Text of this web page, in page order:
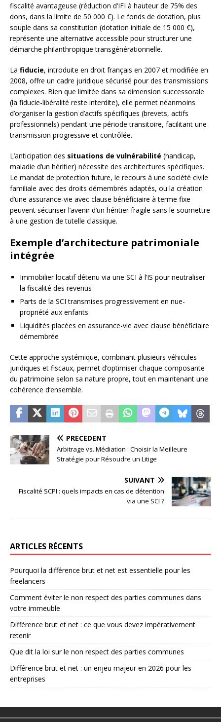
fiscalité avantageuse (réduction d’IFI à hauteur de 75% des
dons, dans la limite de 50 000 €). Le fonds de dotation, plus
souple dans sa constitution (dotation initiale de 15 000 €),
représente une alternative accessible pour structurer une
démarche philanthropique transgénérationnelle.
La fiducie, introduite en droit français en 2007 et modifiée en
2008, offre un cadre juridique sécurisé pour des transmissions
complexes. Bien que limitée dans sa dimension successorale
(la fiducie-libéralité reste interdite), elle permet néanmoins
d’organiser la gestion d’actifs spécifiques (brevets, actifs
professionnels) pendant une période transitoire, facilitant une
transmission progressive et contrôlée.
L’anticipation des situations de vulnérabilité (handicap,
maladie d’un héritier) nécessite des architectures spécifiques.
Le mandat de protection future, le recours à une société civile
familiale avec des droits démembrés adaptés, ou la création
d’une assurance-vie avec clause bénéficiaire à terme fixe
peuvent sécuriser l’avenir d’un héritier fragile sans le soumettre
à une gestion de tutelle classique.
Exemple d’architecture patrimoniale
intégrée
Immobilier locatif détenu via une SCI à l’IS pour neutraliser
la fiscalité des revenus
Parts de la SCI transmises progressivement en nue-
propriété aux enfants
Liquidités placées en assurance-vie avec clause bénéficiaire
démembrée
Cette approche systémique, combinant plusieurs véhicules
juridiques et fiscaux, permet d’optimiser chaque composante
du patrimoine selon sa nature propre, tout en maintenant une
cohérence d’ensemble.
PRÉCÉDENT
Arbitrage vs. Médiation : Choisir la Meilleure
Stratégie pour Résoudre un Litige
SUIVANT
Fiscalité SCPI : quels impacts en cas de détention
via une SCI ?
ARTICLES RÉCENTS
Pourquoi la différence brut et net est essentielle pour les
freelancers
Comment éviter le non respect des parties communes dans
votre immeuble
Différence brut et net : ce que vous devez impérativement
retenir
Que dit la loi sur le non respect des parties communes
Différence brut et net : un enjeu majeur en 2026 pour les
entreprises